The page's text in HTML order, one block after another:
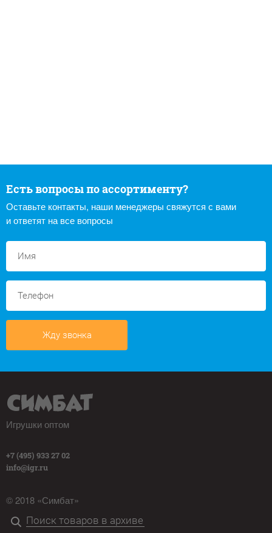
Есть вопросы по ассортименту?
Оставьте контакты, наши менеджеры свяжутся с вами
и ответят на все вопросы
Жду звонка
Игрушки оптом
+7 (495) 933 27 02
info@igr.ru
© 2018 «Симбат»